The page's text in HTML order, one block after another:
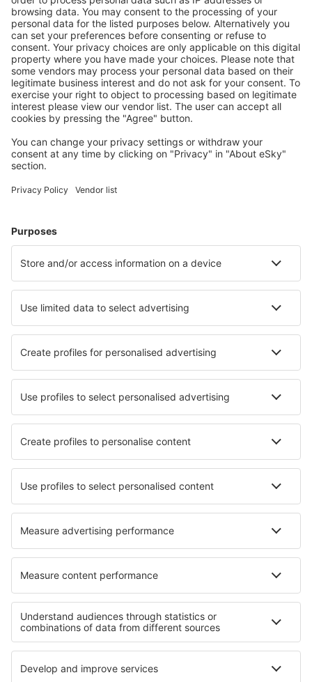
Economiseşte mai mult
Prețuri atractive și oferte speciale pentru utilizatorii
conectați.
Cazarea preferată
Alege din peste 1,3 mil. de opţiuni: hoteluri, cabane,
Cele mai căutate hoteluri de către utilizatorii eSky
Hoteluri Westerhever
Hoteluri în Heringsdorf Hoteluri în Westerland
Hoteluri în Zingst Hoteluri în Wismar
Hoteluri în Otterndorf Hoteluri în Stralsund
Cele mai bune hoteluri - orașe
Hoteluri în Volax Hoteluri în Petersburg
Hoteluri în Campo Maior Hoteluri în Moyvalley
Hoteluri în Portoroz Hoteluri în Struis Bay
Cele mai bune hoteluri - regiuni
Hoteluri in Harz Hoteluri in Bavarian Alps
Hoteluri in Black Forest Hoteluri in Brandenburg Lake Plateau
Hoteluri în Oberstdorf Hoteluri în Bali